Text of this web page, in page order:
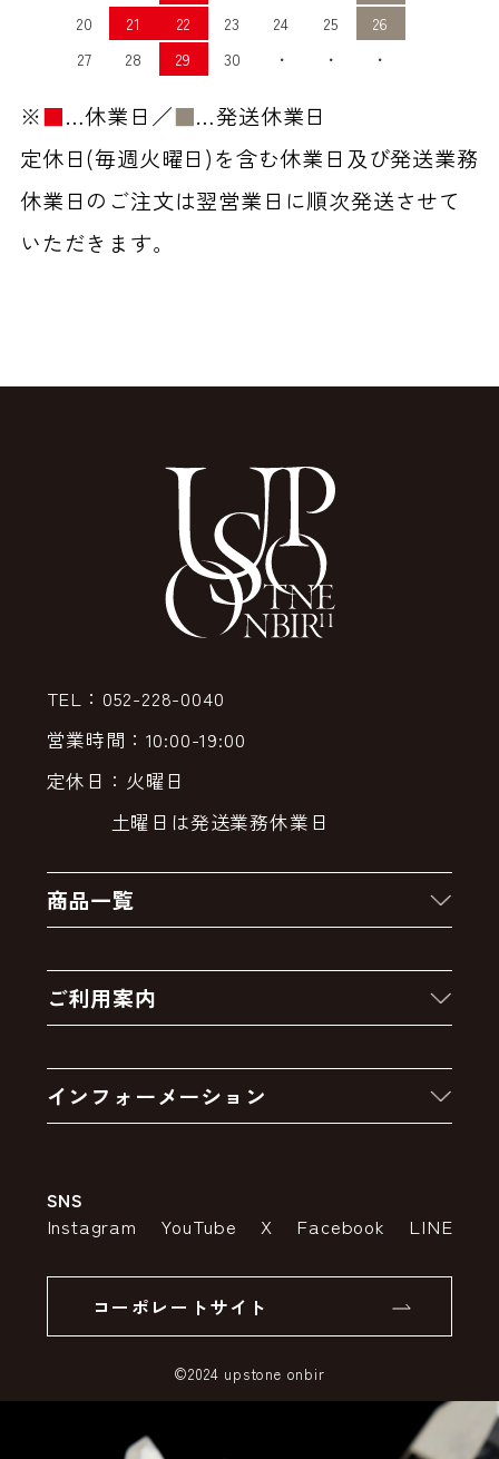
20
21 22 23 24 25
26
27
28 29 30 ・ ・ ・
※■…休業日／■…発送休業日
定休日(毎週火曜日)を含む休業日及び発送業務
休業日のご注文は翌営業日に順次発送させて
いただきます。
TEL：052-228-0040
営業時間：10:00-19:00
定休日：火曜日
土曜日は発送業務休業日
商品一覧
クーポン
卸販売・大量注文
アウトレットセール
ご利用案内
お支払いについて
インフォーメーション
特定商取引法の表示
SSLサーバー証明書とは
SNS
Instagram YouTube X Facebook LINE
コーポレートサイト
©2024 upstone onbir